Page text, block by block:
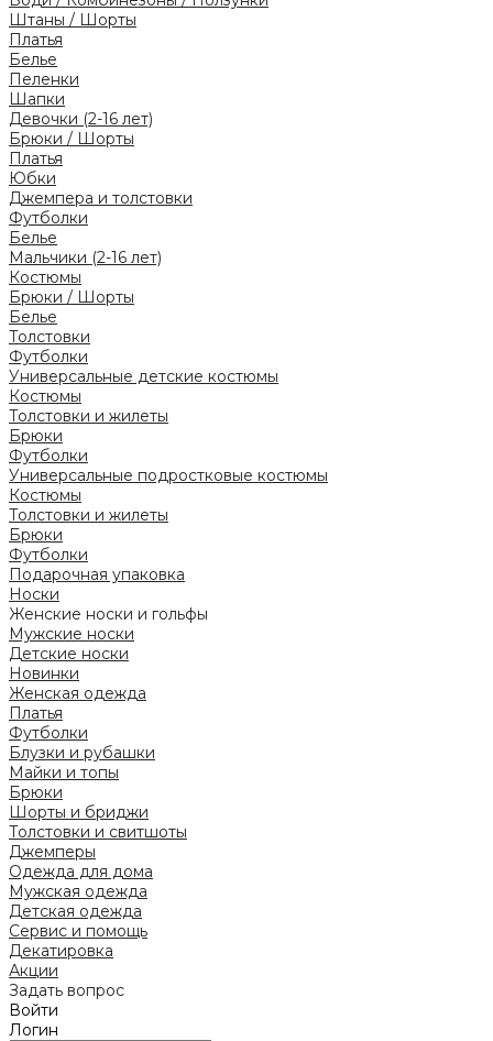
Штаны / Шорты
Платья
Белье
Пеленки
Шапки
Девочки (2-16 лет)
Брюки / Шорты
Платья
Юбки
Джемпера и толстовки
Футболки
Белье
Мальчики (2-16 лет)
Костюмы
Брюки / Шорты
Белье
Толстовки
Футболки
Универсальные детские костюмы
Костюмы
Толстовки и жилеты
Брюки
Футболки
Универсальные подростковые костюмы
Костюмы
Толстовки и жилеты
Брюки
Футболки
Подарочная упаковка
Носки
Женские носки и гольфы
Мужские носки
Детские носки
Новинки
Женская одежда
Платья
Футболки
Блузки и рубашки
Майки и топы
Брюки
Шорты и бриджи
Толстовки и свитшоты
Джемперы
Одежда для дома
Мужская одежда
Детская одежда
Сервис и помощь
Декатировка
Акции
Задать вопрос
Войти
Логин